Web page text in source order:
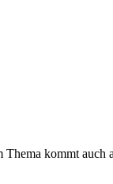
kommt auch